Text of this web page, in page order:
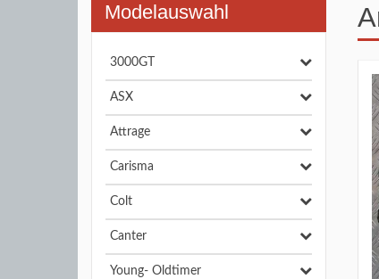
Modelauswahl
3000GT
ASX
Attrage
Carisma
Colt
Canter
Young- Oldtimer